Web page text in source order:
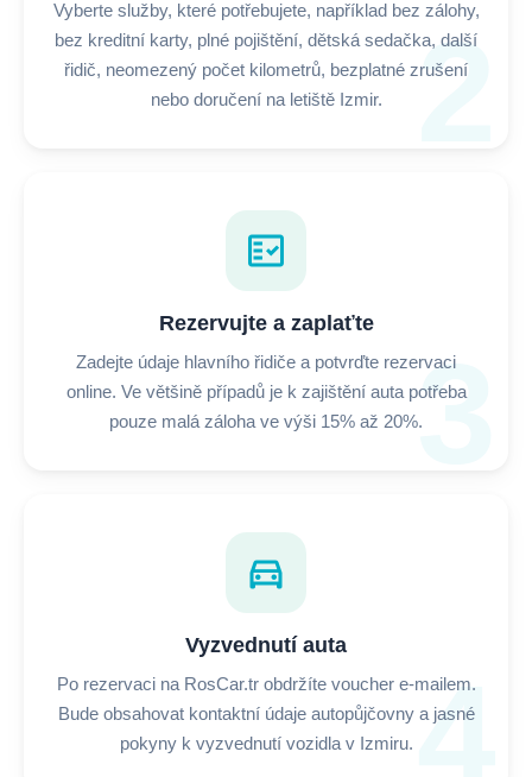
2
Vyberte služby, které potřebujete, například bez zálohy,
bez kreditní karty, plné pojištění, dětská sedačka, další
řidič, neomezený počet kilometrů, bezplatné zrušení
nebo doručení na letiště Izmir.
3
fact_check
Rezervujte a zaplaťte
Zadejte údaje hlavního řidiče a potvrďte rezervaci
online. Ve většině případů je k zajištění auta potřeba
pouze malá záloha ve výši 15% až 20%.
4
directions_car
Vyzvednutí auta
Po rezervaci na RosCar.tr obdržíte voucher e-mailem.
Bude obsahovat kontaktní údaje autopůjčovny a jasné
pokyny k vyzvednutí vozidla v Izmiru.